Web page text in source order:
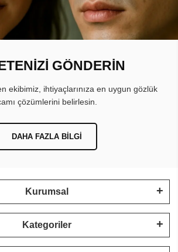
GÖNDERİN
ekibimiz, ihtiyaçlarınıza en uygun gözlük
çözümlerini belirlesin.
DAHA FAZLA BILGI
Kurumsal
Kategoriler